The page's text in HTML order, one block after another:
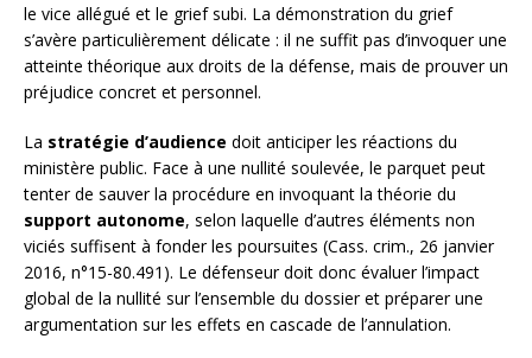
le vice allégué et le grief subi. La démonstration du grief
s’avère particulièrement délicate : il ne suffit pas d’invoquer une
atteinte théorique aux droits de la défense, mais de prouver un
préjudice concret et personnel.
La stratégie d’audience doit anticiper les réactions du
ministère public. Face à une nullité soulevée, le parquet peut
tenter de sauver la procédure en invoquant la théorie du
support autonome, selon laquelle d’autres éléments non
viciés suffisent à fonder les poursuites (Cass. crim., 26 janvier
2016, n°15-80.491). Le défenseur doit donc évaluer l’impact
global de la nullité sur l’ensemble du dossier et préparer une
argumentation sur les effets en cascade de l’annulation.